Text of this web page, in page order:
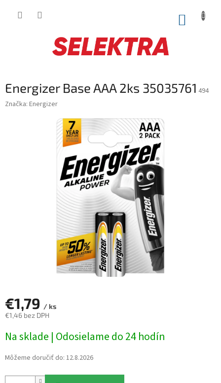
Energizer Base AAA 2ks 35035761 494
Značka: Energizer
€1,79 / ks
€1,46 bez DPH
cena:
Na sklade | Odosielame do 24 hodín
Môžeme doručiť do: 12.8.2026